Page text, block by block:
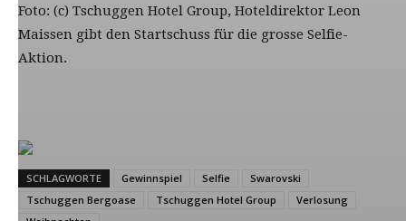
Foto: (c) Tschuggen Hotel Group, Hoteldirektor Leon
Maissen gibt den Startschuss für die grosse Selfie-
Aktion.
SCHLAGWORTE Gewinnspiel Selfie
Swarovski
Tschuggen Bergoase
Tschuggen Hotel Group
Verlosung